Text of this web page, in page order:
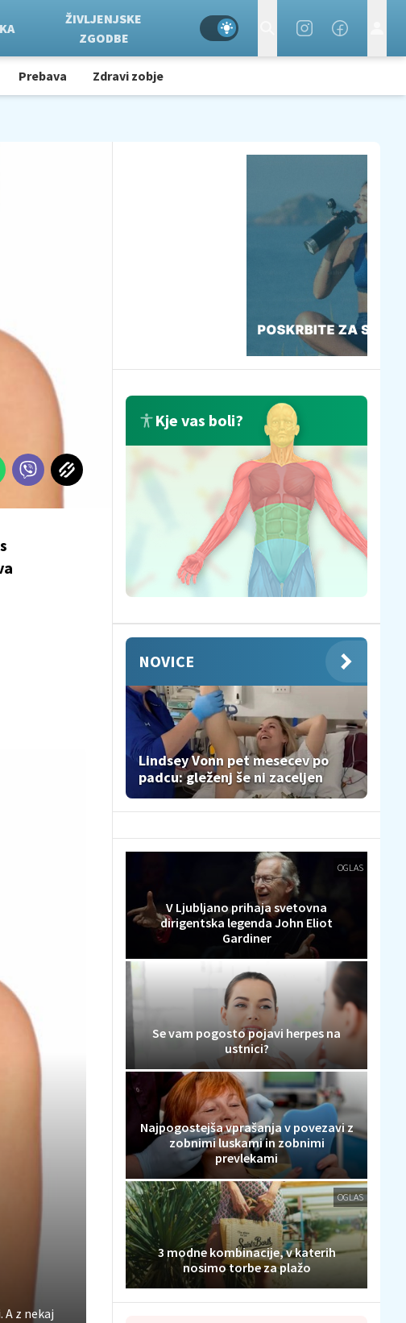
ŽIVLJENJSKE
ZGODBE
Prebava Zdravi zobje
z nekaj
Kje vas boli?
NOVICE
Lindsey Vonn pet mesecev po
padcu: gleženj še ni zaceljen
OGLAS
V Ljubljano prihaja svetovna
dirigentska legenda John Eliot
Gardiner
Se vam pogosto pojavi herpes na
ustnici?
Najpogostejša vprašanja v povezavi z
zobnimi luskami in zobnimi
prevlekami
OGLAS
3 modne kombinacije, v katerih
nosimo torbe za plažo